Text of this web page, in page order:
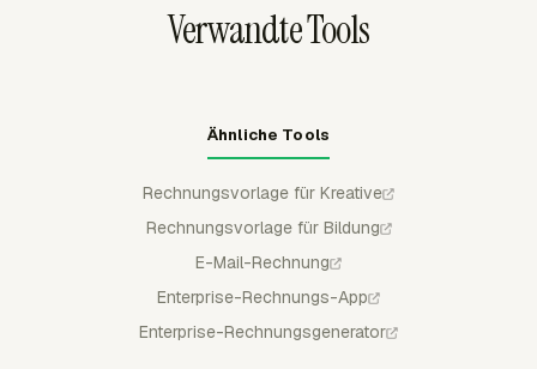
Verwandte Tools
Ähnliche Tools
Rechnungsvorlage für Kreative
Rechnungsvorlage für Bildung
E-Mail-Rechnung
Enterprise-Rechnungs-App
Enterprise-Rechnungsgenerator